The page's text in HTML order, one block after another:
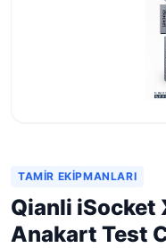
TAMIR EKIPMANLARI
Qianli iSocket
Anakart Test